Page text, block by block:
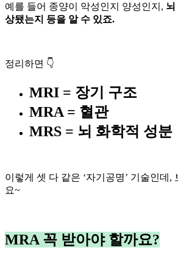
예를 들어 종양이 악성인지 양성인지, 뇌
상됐는지 등을 알 수 있죠.
정리하면 👇
MRI = 장기 구조
MRA = 혈관
MRS = 뇌 화학적 성분
이렇게 셋 다 같은 ‘자기공명’ 기술인데,
요~
MRA 꼭 받아야 할까요?